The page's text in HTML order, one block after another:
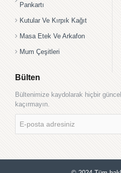
Pankartı
Kutular Ve Kırpık Kağıt
Masa Etek Ve Arkafon
Mum Çeşitleri
Bülten
Bültenimize kaydolarak hiçbir
kaçırmayın.
posta
adresiniz